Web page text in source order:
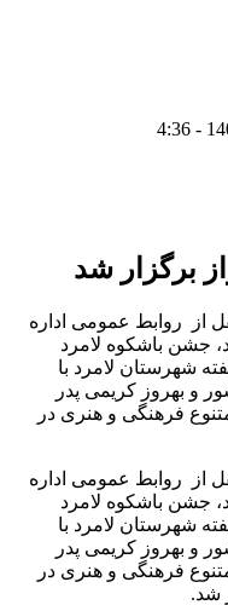
برگزار شد
از روابط عمومی اداره
جشن باشکوه لامرد
شهرستان لامرد با
و بهروز کریمی پدر
فرهنگی و هنری در
از روابط عمومی اداره
جشن باشکوه لامرد
شهرستان لامرد با
و بهروز کریمی پدر
فرهنگی و هنری در
شد.